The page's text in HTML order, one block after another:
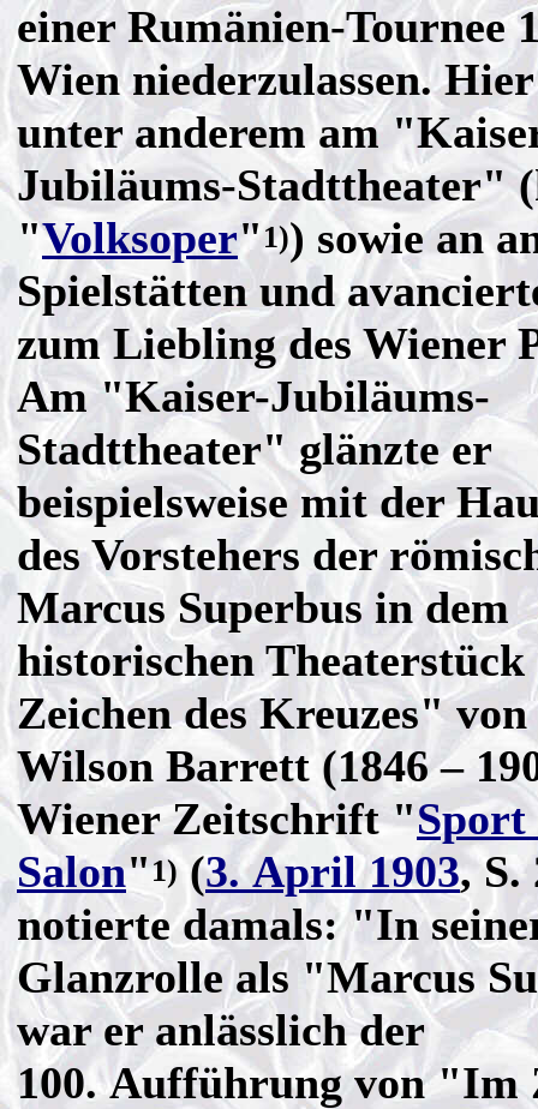
einer Rumänien-Tournee
Wien niederzulassen.
unter anderem am
Jubiläums-Stadttheater"
"Volksoper"1)) sowie an
Spielstätten und
zum Liebling des Wiener
Am "Kaiser-Jubiläums-
Stadttheater" glänzte er
beispielsweise mit der
des Vorstehers der
Marcus Superbus in dem
historischen
Zeichen des Kreuzes" von
Wilson Barrett (1846 –
Wiener Zeitschrift "Sport
Salon"1) (3. April 1903, S.
notierte damals: "In
Glanzrolle als "Marcus
war er anlässlich der
100. Aufführung von "Im